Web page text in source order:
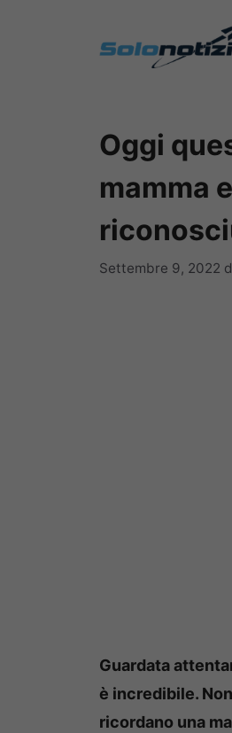
Oggi
mamma
Settembre 9, 2022
Guardata
è incredibile.
ricordano una